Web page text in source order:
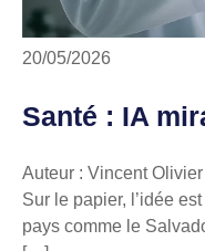
20/05/2026
Santé : IA
Auteur : Vincent Olivier
Sur le papier, l’idée
pays comme le